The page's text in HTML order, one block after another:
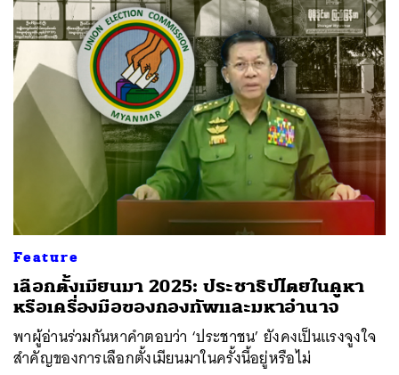
Feature
เลือกตั้งเมียนมา 2025: ประชาธิปไตยในคูหา
หรือเครื่องมือของกองทัพและมหาอำนาจ
พาผู้อ่านร่วมกันหาคำตอบว่า ‘ประชาชน’ ยังคงเป็นแรงจูงใจ
สำคัญของการเลือกตั้งเมียนมาในครั้งนี้อยู่หรือไม่